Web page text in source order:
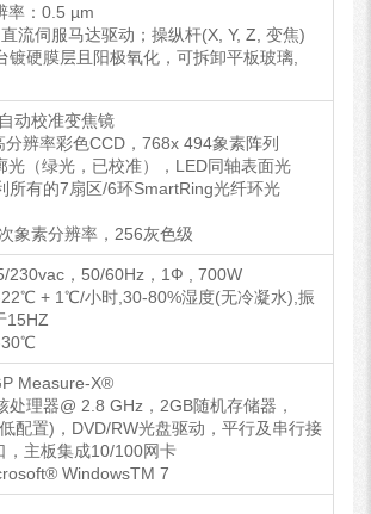
率：0.5 µm
流伺服马达驱动；操纵杆(X, Y, Z, 变焦)
镀硬膜层且阳极氧化，可拆卸平板玻璃,
动校准变焦镜
分辨率彩色CCD，768x 494象素阵列
光（绿光，已校准），LED同轴表面光
所有的7扇区/6环SmartRing光纤环光
象素分辨率，256灰色级
230vac，50/60Hz，1Ф , 700W
+ 1℃/小时,30-80%湿度(无冷凝水),振
15HZ
30℃
Measure-X®
处理器@ 2.8 GHz，2GB随机存储器，
配置)，DVD/RW光盘驱动，平行及串行接
，主板集成10/100网卡
WindowsTM 7